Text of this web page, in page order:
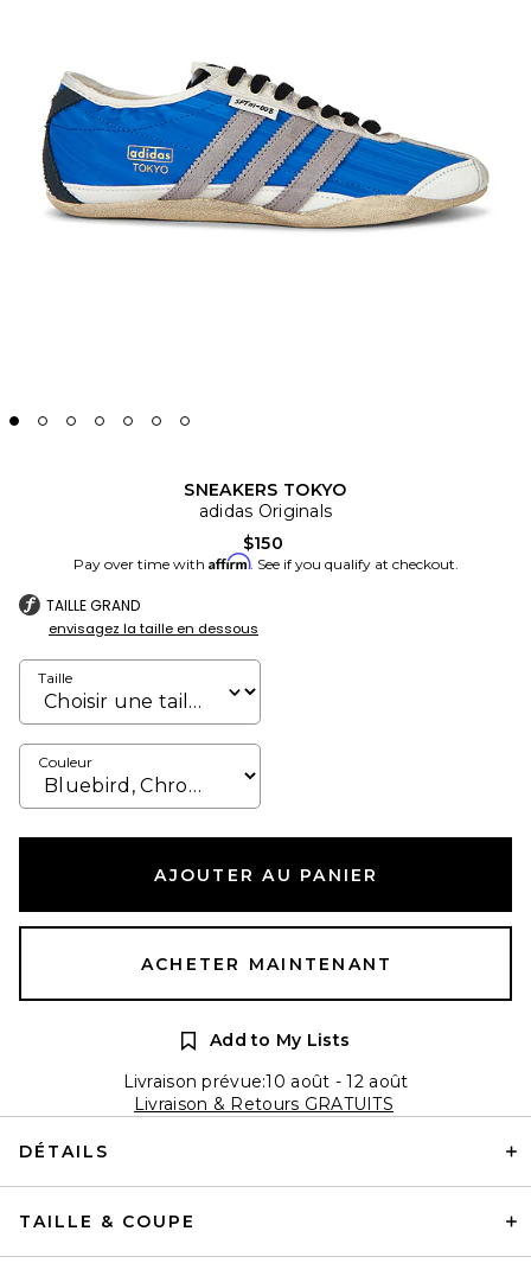
SNEAKERS TOKYO
adidas Originals
$150
Pay over time with Affirm. See if you qualify at checkout.
TAILLE GRAND
envisagez la taille en dessous
Taille
Couleur
AJOUTER AU PANIER
ACHETER MAINTENANT
Add to My Lists
Livraison prévue:10 août - 12 août
Livraison & Retours GRATUITS
DÉTAILS
TAILLE & COUPE